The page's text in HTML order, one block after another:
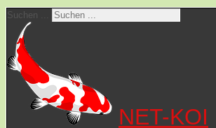
Suchen ...
NET-KOI